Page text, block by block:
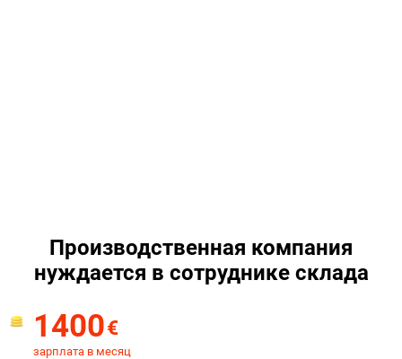
Производственная компания
нуждается в сотруднике склада
1400€
зарплата в месяц